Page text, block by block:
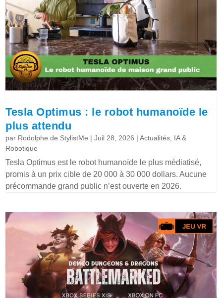
Tesla Optimus : le robot humanoïde le
plus attendu
par Rodolphe de StylistMe |Juil 28, 2026 |Actualités IA &
Robotique
Tesla Optimus est le robot humanoïde le plus médiatisé,
promis à un prix cible de 20 000 à 30 000 dollars. Aucune
précommande grand public n’est ouverte en 2026.